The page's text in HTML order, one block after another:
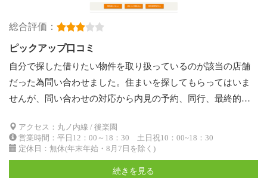
総合評価：
ピックアップ口コミ
自分で探した借りたい物件を取り扱っているのが該当の店舗
だった為問い合わせました。住まいを探してもらってはいま
せんが、問い合わせの対応から内見の予約、同行、最終的…
アクセス：丸ノ内線 / 後楽園
営業時間：平日12：00～18：30 土日祝10：00~18：30
定休日：無休(年末年始・8月7日を除く)
続きを見る